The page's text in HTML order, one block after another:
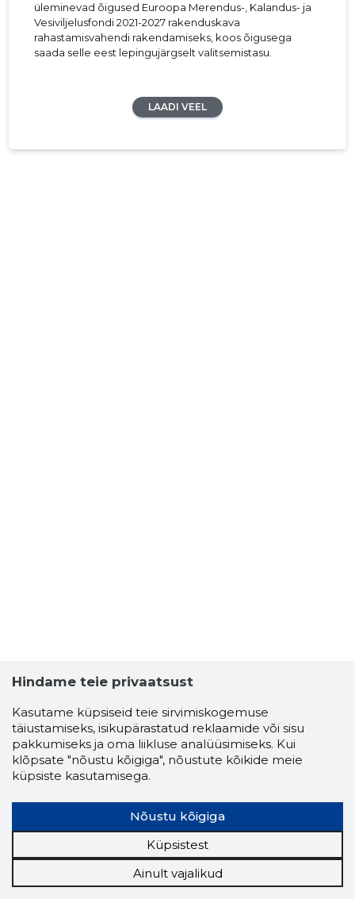
üleminevad õigused Euroopa Merendus-, Kalandus- ja
Vesiviljelusfondi 2021-2027 rakenduskava
rahastamisvahendi rakendamiseks, koos õigusega
saada selle eest lepingujärgselt valitsemistasu.
LAADI VEEL
Hindame teie privaatsust
Kasutame küpsiseid teie sirvimiskogemuse
täiustamiseks, isikupärastatud reklaamide või sisu
pakkumiseks ja oma liikluse analüüsimiseks. Kui
klõpsate "nõustu kõigiga", nõustute kõikide meie
küpsiste kasutamisega.
Nõustu kõigiga
Küpsistest
Ainult vajalikud